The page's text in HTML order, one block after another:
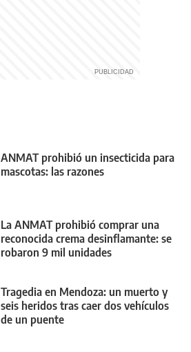
ANMAT prohibió un insecticida para
mascotas: las razones
La ANMAT prohibió comprar una
reconocida crema desinflamante: se
robaron 9 mil unidades
Tragedia en Mendoza: un muerto y
seis heridos tras caer dos vehículos
de un puente